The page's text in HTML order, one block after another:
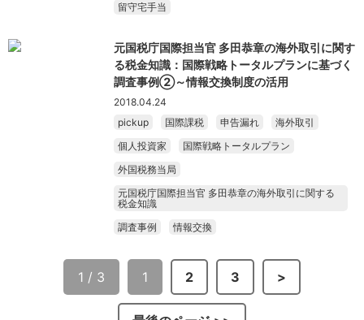
留守宅手当
元国税庁国際担当官 多田恭章の海外取引に関す
る税金知識：国際戦略トータルプランに基づく
調査事例②～情報交換制度の活用
2018.04.24
pickup
国際課税 申告漏れ
海外取引
個人投資家
国際戦略トータルプラン
外国税務当局
元国税庁国際担当官 多田恭章の海外取引に関する
税金知識
調査事例
情報交換
1 / 3 1 2 3 >